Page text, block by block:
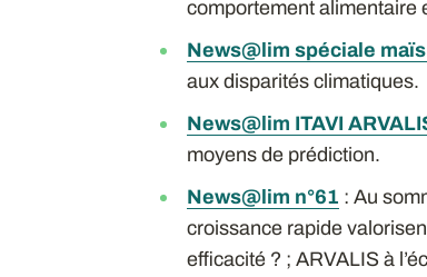
comportement alimentaire
News@lim spéciale
aux disparités climatiques.
News@lim ITAVI
moyens de prédiction.
News@lim n°61 : Au
croissance rapide
efficacité ? ; ARVALIS à